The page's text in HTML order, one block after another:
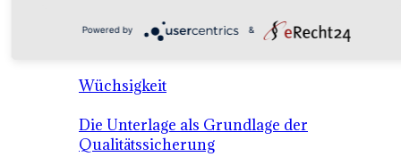
Trockenresistenz
Wüchsigkeit
Die Unterlage als Grundlage der
Qualitätssicherung
Powered by &